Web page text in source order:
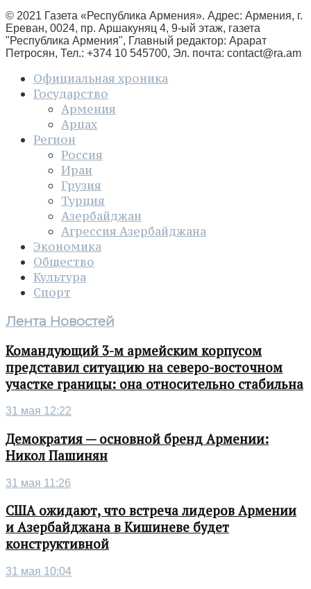
© 2021 Газета «Республика Армения». Адрес: Армения, г.
Ереван, 0024, пр. Аршакуняц 4, 9-ый этаж, газета
"Республика Армения", Главный редактор: Арарат
Петросян, Тел.: +374 10 545700, Эл. почта: contact@ra.am
Официальная хроника
Государство
Армения
Арцах
Регион
Россия
Иран
Грузия
Турция
Азербайджан
Агрессия Азербайджана
Экономика
Общество
Культура
Спорт
Лента Новостей
Командующий 3-м армейским корпусом
представил ситуацию на северо-восточном
участке границы: она относительно стабильна
31 мая 12:22
Демократия — основной бренд Армении:
Никол Пашинян
31 мая 11:26
США ожидают, что встреча лидеров Армении
и Азербайджана в Кишиневе будет
конструктивной
31 мая 10:04